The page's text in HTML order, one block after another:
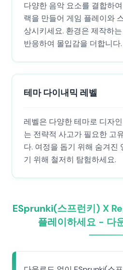
다양한 음악 요소를 결합하
랙을 만들어 게임 플레이와
상시키세요. 환경은 제작하
반응하여 몰입감을 더합니다.
테마 다이내믹 레벨
레벨은 다양한 테마로 디자
는 전략적 사고가 필요한 고
다. 여정을 돕기 위해 숨겨진
기 위해 철저히 탐험하세요.
ESprunki(스프런키) X
플레이하세요 - 다